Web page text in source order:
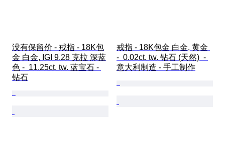
没有保留价 - 戒指 - 18K包
金 白金, IGI 9.28 克拉 深蓝
色 -  11.25ct. tw. 蓝宝石 -
钻石
戒指 - 18K包金 白金, 黄金
-  0.02ct. tw. 钻石 (天然)  -
意大利制造 - 手工制作